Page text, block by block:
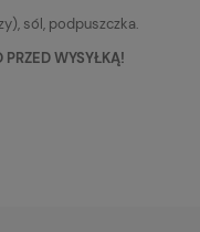
sól, podpuszczka.
PRZED WYSYŁKĄ!